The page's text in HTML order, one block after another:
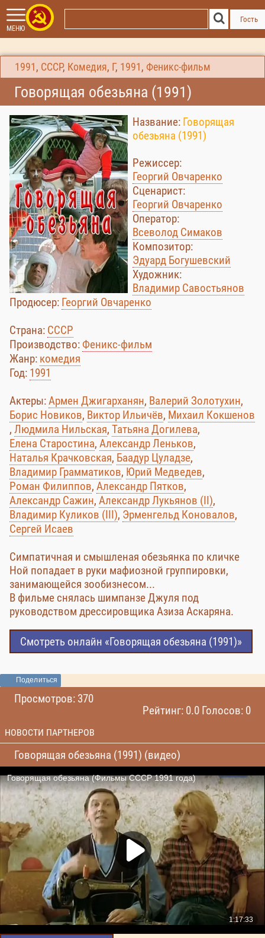
МЕНЮ
Гость
1991 , СССР, Комедия, Г, 1991 , Феникс-фильм
Говорящая обезьяна (1991)
Название: Говорящая
обезьяна (1991)
Режиссер:
Георгий Овчаренко
Сценарист:
Георгий Овчаренко
Оператор:
Всеволод Симаков
Композитор:
Эдуард Богушевский
Художник:
Владимир Савостьянов
Продюсер: Георгий Овчаренко
Страна: СССР
Производство:Феникс-фильм
Жанр: комедия
Год: 1991
Актеры:Армен Джигарханян, Валерий Золотухин,
Борис Новиков, Виктор Ильичёв, Михаил Кокшенов
, Людмила Нильская, Татьяна Догилева,
Елена Старостина, Александр Леньков,
Наталья Крачковская, Баадур Цуладзе,
Владимир Грамматиков, Юрий Медведев,
Роман Филиппов, Александр Пятков,
Александр Сажин, Александр Лукьянов (II),
Владимир Куликов (III), Эрменгельд Коновалов,
Сергей Исаев
Симпатичная и смышленая обезьянка по кличке
Ной попадает в руки мафиозной группировки,
занимающейся зообизнесом...
В фильме снялась шимпанзе Джуля под
руководством дрессировщика Азиза Аскаряна.
Смотреть онлайн «Говорящая обезьяна (1991)»
Поделиться
Просмотров: 370
Рейтинг: 0.0 Голосов: 0
НОВОСТИ ПАРТНЕРОВ
Говорящая обезьяна (1991) (видео)